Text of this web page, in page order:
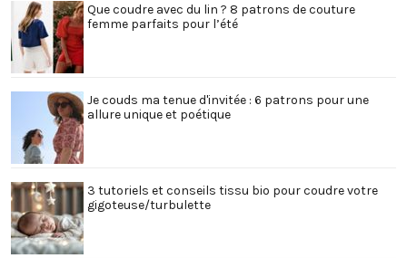
Que coudre avec du lin ? 8 patrons de couture
femme parfaits pour l’été
Je couds ma tenue d'invitée : 6 patrons pour une
allure unique et poétique
3 tutoriels et conseils tissu bio pour coudre votre
gigoteuse/turbulette